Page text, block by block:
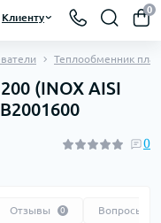
Клиенту
0
Теплообменник
(INOX AISI
0
Отзывы 0 Вопросы